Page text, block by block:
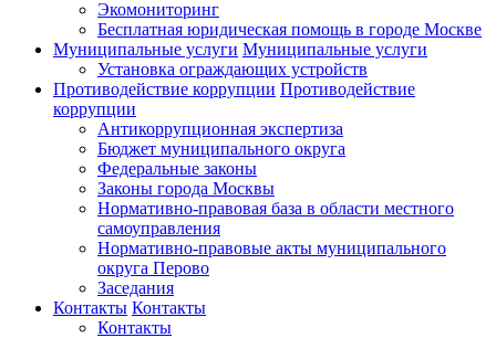
Экомониторинг
Бесплатная юридическая помощь в городе Москве
Муниципальные услуги Муниципальные услуги
Установка ограждающих устройств
Противодействие коррупции Противодействие
коррупции
Антикоррупционная экспертиза
Бюджет муниципального округа
Федеральные законы
Законы города Москвы
Нормативно-правовая база в области местного
самоуправления
Нормативно-правовые акты муниципального
округа Перово
Заседания
Контакты Контакты
Контакты